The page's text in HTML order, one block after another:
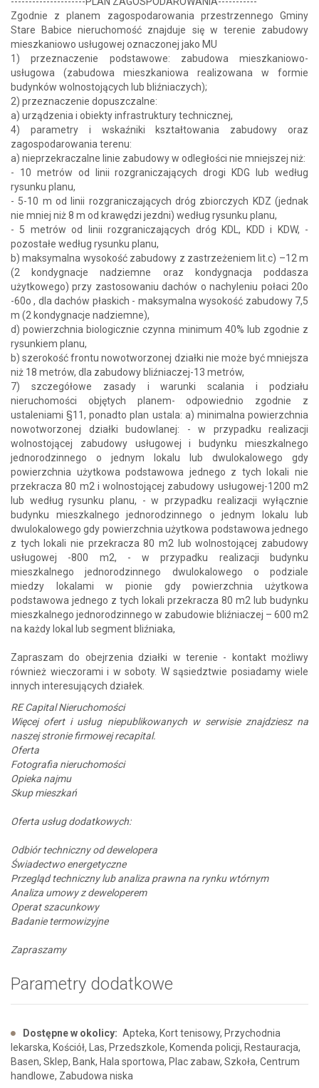
Zgodnie z planem zagospodarowania przestrzennego Gminy
Stare Babice nieruchomość znajduje się w terenie zabudowy
mieszkaniowo usługowej oznaczonej jako MU
1) przeznaczenie podstawowe: zabudowa mieszkaniowo-
usługowa (zabudowa mieszkaniowa realizowana w formie
budynków wolnostojących lub bliźniaczych);
2) przeznaczenie dopuszczalne:
a) urządzenia i obiekty infrastruktury technicznej,
4) parametry i wskaźniki kształtowania zabudowy oraz
zagospodarowania terenu:
a) nieprzekraczalne linie zabudowy w odległości nie mniejszej niż:
- 10 metrów od linii rozgraniczających drogi KDG lub według
rysunku planu,
- 5-10 m od linii rozgraniczających dróg zbiorczych KDZ (jednak
nie mniej niż 8 m od krawędzi jezdni) według rysunku planu,
- 5 metrów od linii rozgraniczających dróg KDL, KDD i KDW, -
pozostałe według rysunku planu,
b) maksymalna wysokość zabudowy z zastrzeżeniem lit.c) –12 m
(2 kondygnacje nadziemne oraz kondygnacja poddasza
użytkowego) przy zastosowaniu dachów o nachyleniu połaci 20o
-60o , dla dachów płaskich - maksymalna wysokość zabudowy 7,5
m (2 kondygnacje nadziemne),
d) powierzchnia biologicznie czynna minimum 40% lub zgodnie z
rysunkiem planu,
b) szerokość frontu nowotworzonej działki nie może być mniejsza
niż 18 metrów, dla zabudowy bliźniaczej-13 metrów,
7) szczegółowe zasady i warunki scalania i podziału
nieruchomości objętych planem- odpowiednio zgodnie z
ustaleniami §11, ponadto plan ustala: a) minimalna powierzchnia
nowotworzonej działki budowlanej: - w przypadku realizacji
wolnostojącej zabudowy usługowej i budynku mieszkalnego
jednorodzinnego o jednym lokalu lub dwulokalowego gdy
powierzchnia użytkowa podstawowa jednego z tych lokali nie
przekracza 80 m2 i wolnostojącej zabudowy usługowej-1200 m2
lub według rysunku planu, - w przypadku realizacji wyłącznie
budynku mieszkalnego jednorodzinnego o jednym lokalu lub
dwulokalowego gdy powierzchnia użytkowa podstawowa jednego
z tych lokali nie przekracza 80 m2 lub wolnostojącej zabudowy
usługowej -800 m2, - w przypadku realizacji budynku
mieszkalnego jednorodzinnego dwulokalowego o podziale
miedzy lokalami w pionie gdy powierzchnia użytkowa
podstawowa jednego z tych lokali przekracza 80 m2 lub budynku
mieszkalnego jednorodzinnego w zabudowie bliźniaczej – 600 m2
na każdy lokal lub segment bliźniaka,
Zapraszam do obejrzenia działki w terenie - kontakt możliwy
również wieczorami i w soboty. W sąsiedztwie posiadamy wiele
innych interesujących działek.
RE Capital Nieruchomości
Więcej ofert i usług niepublikowanych w serwisie znajdziesz na
naszej stronie firmowej recapital.
Oferta
Fotografia nieruchomości
Opieka najmu
Skup mieszkań
Oferta usług dodatkowych:
Odbiór techniczny od dewelopera
Świadectwo energetyczne
Przegląd techniczny lub analiza prawna na rynku wtórnym
Analiza umowy z deweloperem
Operat szacunkowy
Badanie termowizyjne
Zapraszamy
Parametry dodatkowe
Dostępne w okolicy: Apteka, Kort tenisowy, Przychodnia
lekarska, Kościół, Las, Przedszkole, Komenda policji, Restauracja,
Basen, Sklep, Bank, Hala sportowa, Plac zabaw, Szkoła, Centrum
handlowe, Zabudowa niska